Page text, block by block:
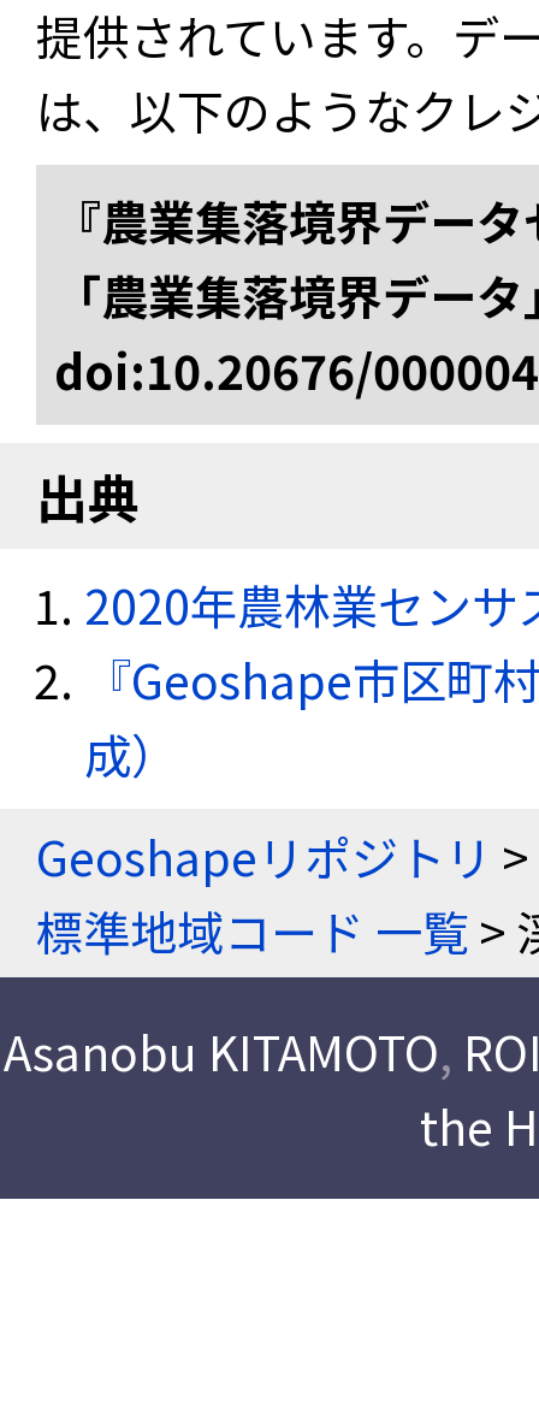
提供されています。デ
は、以下のようなクレ
『農業集落境界デー
「農業集落境界デー
doi:10.20676/
出典
2020年農林業セン
『Geoshape市区町
成）
Geoshapeリポジトリ >
標準地域コード 一覧>
Asanobu KITAMOTO,
the